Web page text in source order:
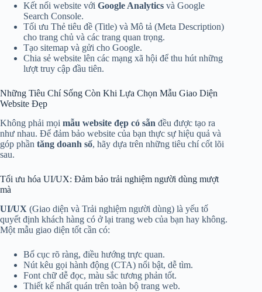
Kết nối website với Google Analytics và Google
Search Console.
Tối ưu Thẻ tiêu đề (Title) và Mô tả (Meta Description)
cho trang chủ và các trang quan trọng.
Tạo sitemap và gửi cho Google.
Chia sẻ website lên các mạng xã hội để thu hút những
lượt truy cập đầu tiên.
Những Tiêu Chí Sống Còn Khi Lựa Chọn Mẫu Giao Diện
Website Đẹp
Không phải mọi mẫu website đẹp có sẵn đều được tạo ra
như nhau. Để đảm bảo website của bạn thực sự hiệu quả và
góp phần tăng doanh số, hãy dựa trên những tiêu chí cốt lõi
sau.
Tối ưu hóa UI/UX: Đảm bảo trải nghiệm người dùng mượt
mà
UI/UX (Giao diện và Trải nghiệm người dùng) là yếu tố
quyết định khách hàng có ở lại trang web của bạn hay không.
Một mẫu giao diện tốt cần có:
Bố cục rõ ràng, điều hướng trực quan.
Nút kêu gọi hành động (CTA) nổi bật, dễ tìm.
Font chữ dễ đọc, màu sắc tương phản tốt.
Thiết kế nhất quán trên toàn bộ trang web.